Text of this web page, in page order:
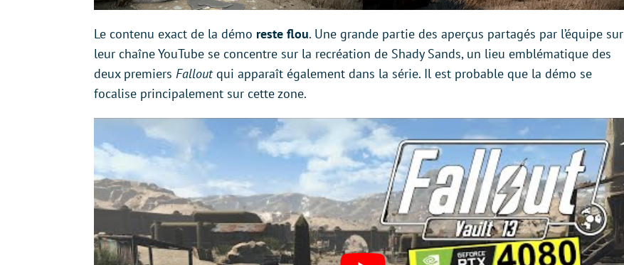
Le contenu exact de la démo reste flou. Une grande partie des aperçus partagés par l’équipe sur
leur chaîne YouTube se concentre sur la recréation de Shady Sands, un lieu emblématique des
deux premiers Falloutqui apparaît également dans la série. Il est probable que la démo se
focalise principalement sur cette zone.